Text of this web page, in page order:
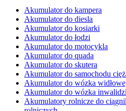
Akumulator do kampera
Akumulator do diesla
Akumulator do kosiarki
Akumulator do łodzi
Akumulator do motocykla
Akumulator do quada
Akumulator do skutera
Akumulator do samochodu
Akumulator do wózka
Akumulator do wózka
Akumulatory rolnicze do